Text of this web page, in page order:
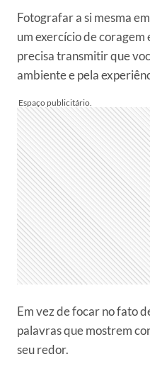
Fotografar a si mesma
um exercício de
precisa transmitir que
ambiente e pela
Em vez de focar no fato
palavras que mostrem
seu redor.